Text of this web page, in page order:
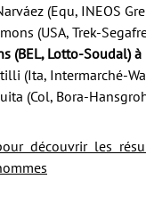
(Equ, INEOS
(USA, Trek-
(BEL, Lotto-Soudal) à
(Ita, Intermarché-
(Col, Bora-
découvrir les